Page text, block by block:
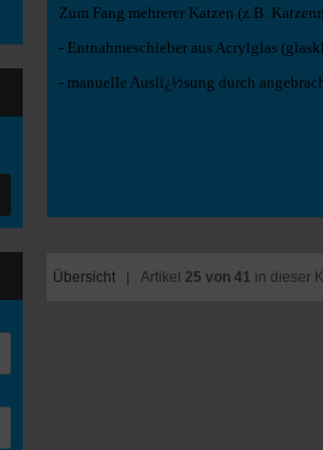
Zum Fang mehrerer Katzen (z.B.
- Entnahmeschieber aus Acrylglas
- manuelle Auslï¿½sung durch
Übersicht | Artikel 25 von 41 in dieser